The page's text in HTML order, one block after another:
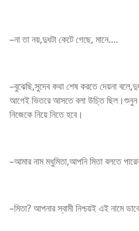
–না তা নয়,দুধটা কেটে গেছে, মানে....
–বুঝেছি,সুদেব কথা শেষ করতে দেয়না
আগেই ভিতরে আসতে বলা উচি্ত ছিল।শুনুন
নিজেকে নিয়ে নিতে হবে।
–আমার নাম মধুমিতা,আপনি মিতা বলতে
–মিতা? আপনার স্বামী নিশ্চয়ই এই নামে